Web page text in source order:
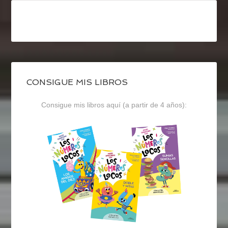
CONSIGUE MIS LIBROS
Consigue mis libros aquí (a partir de 4 años):